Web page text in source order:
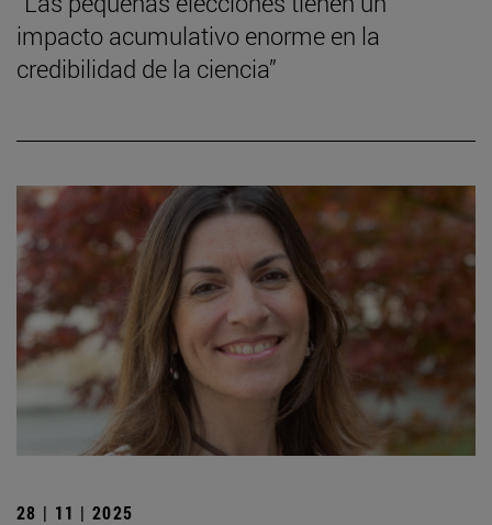
impacto acumulativo enorme en la
credibilidad de la ciencia”
28 | 11 | 2025